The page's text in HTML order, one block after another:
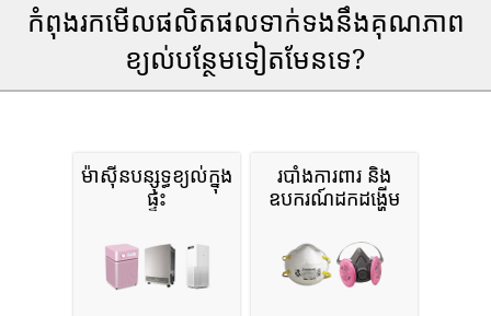
កំពុងរកមើលផលិតផលទាក់ទងនឹងគុណភាព
ខ្យល់បន្ថែមទៀតមែនទេ?
ម៉ាស៊ីនបន្សុទ្ធខ្យល់ក្នុង
ផ្ទះ
របាំងការពារ និង
ឧបករណ៍ដកដង្ហើម